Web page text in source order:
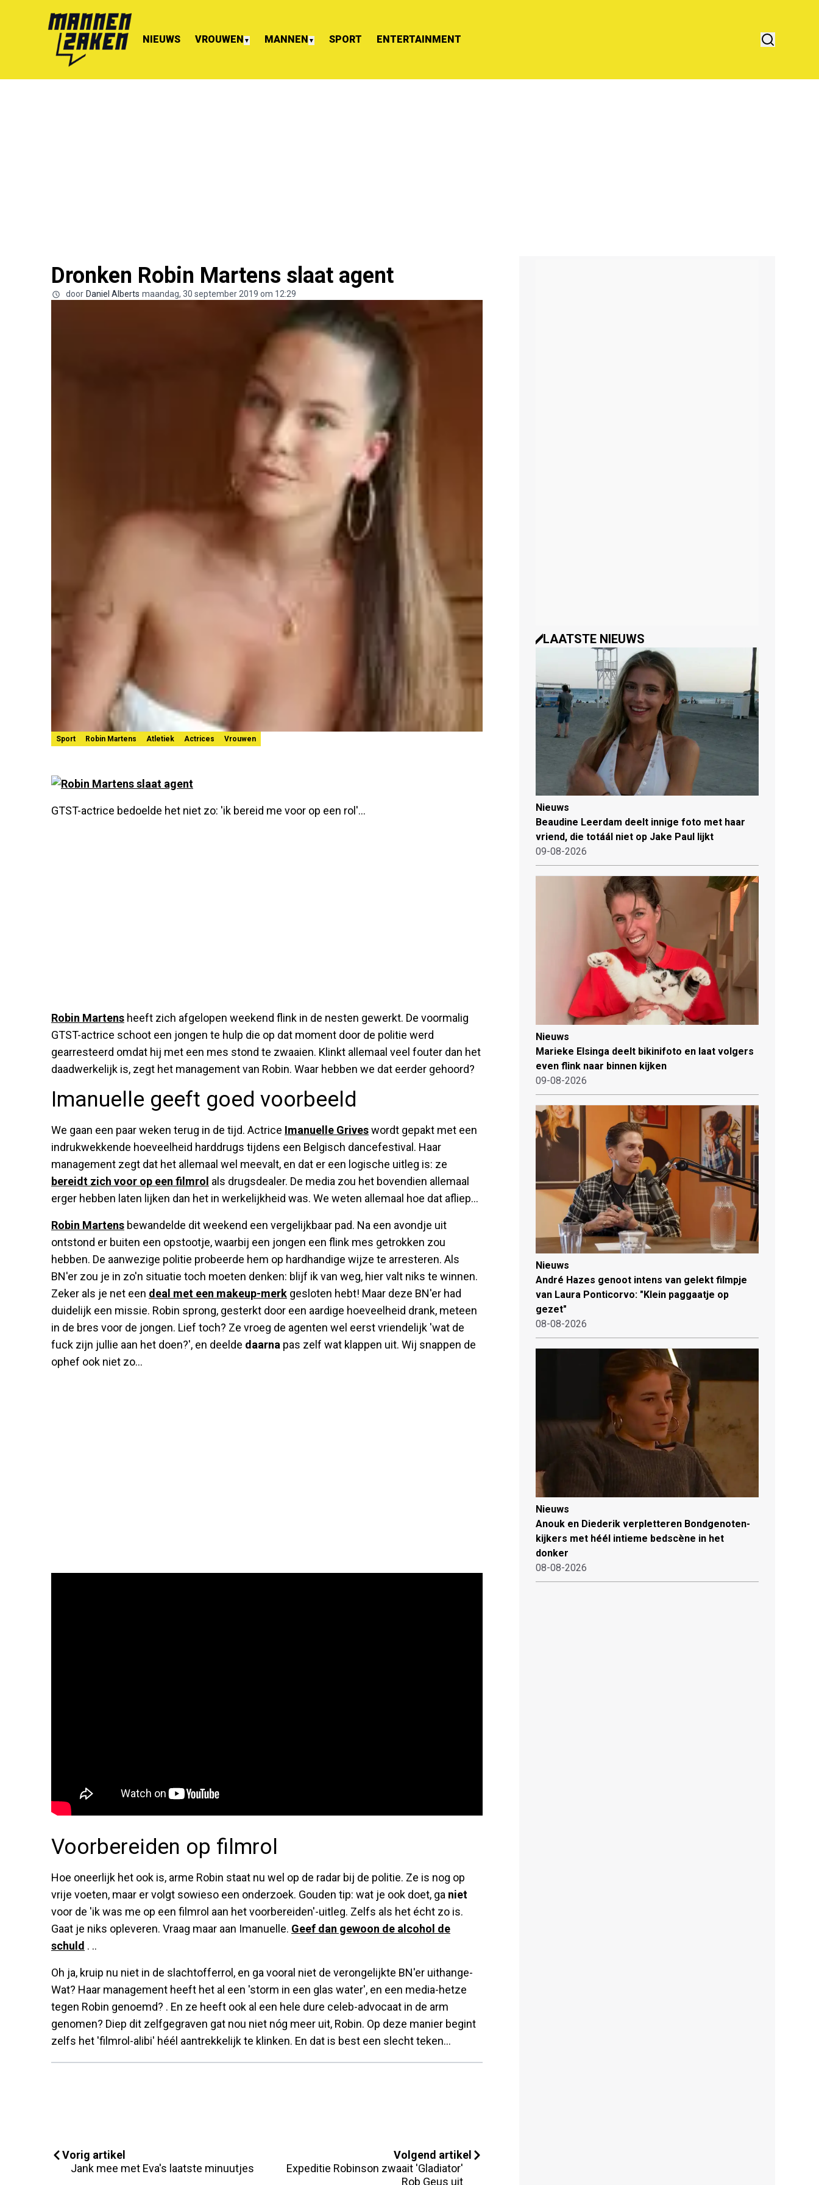
NIEUWS VROUWEN ▼ MANNEN ▼ SPORT ENTERTAINMENT
Dronken Robin Martens slaat agent
door Daniel Alberts maandag, 30 september 2019 om 12:29
Sport Robin Martens Atletiek Actrices Vrouwen
GTST-actrice bedoelde het niet zo: 'ik bereid me voor op een rol'...
Robin Martens heeft zich afgelopen weekend flink in de nesten gewerkt. De voormalig
GTST-actrice schoot een jongen te hulp die op dat moment door de politie werd
gearresteerd omdat hij met een mes stond te zwaaien. Klinkt allemaal veel fouter dan het
daadwerkelijk is, zegt het management van Robin. Waar hebben we dat eerder gehoord?
Imanuelle geeft goed voorbeeld
We gaan een paar weken terug in de tijd. Actrice Imanuelle Griveswordt gepakt met een
indrukwekkende hoeveelheid harddrugs tijdens een Belgisch dancefestival. Haar
management zegt dat het allemaal wel meevalt, en dat er een logische uitleg is: ze
bereidt zich voor op een filmrol als drugsdealer. De media zou het bovendien allemaal
erger hebben laten lijken dan het in werkelijkheid was. We weten allemaal hoe dat afliep...
Robin Martens bewandelde dit weekend een vergelijkbaar pad. Na een avondje uit
ontstond er buiten een opstootje, waarbij een jongen een flink mes getrokken zou
hebben. De aanwezige politie probeerde hem op hardhandige wijze te arresteren. Als
BN'er zou je in zo'n situatie toch moeten denken: blijf ik van weg, hier valt niks te winnen.
Zeker als je net een deal met een makeup-merk gesloten hebt! Maar deze BN'er had
duidelijk een missie. Robin sprong, gesterkt door een aardige hoeveelheid drank, meteen
in de bres voor de jongen. Lief toch? Ze vroeg de agenten wel eerst vriendelijk 'wat de
fuck zijn jullie aan het doen?', en deelde daarna pas zelf wat klappen uit. Wij snappen de
ophef ook niet zo...
Voorbereiden op filmrol
Hoe oneerlijk het ook is, arme Robin staat nu wel op de radar bij de politie. Ze is nog op
vrije voeten, maar er volgt sowieso een onderzoek. Gouden tip: wat je ook doet, ga niet
voor de 'ik was me op een filmrol aan het voorbereiden'-uitleg. Zelfs als het écht zo is.
Gaat je niks opleveren. Vraag maar aan Imanuelle. Geef dan gewoon de alcohol de
schuld . ..
Oh ja, kruip nu niet in de slachtofferrol, en ga vooral niet de verongelijkte BN'er uithange-
Wat? Haar management heeft het al een 'storm in een glas water', en een media-hetze
tegen Robin genoemd? . En ze heeft ook al een hele dure celeb-advocaat in de arm
genomen? Diep dit zelfgegraven gat nou niet nóg meer uit, Robin. Op deze manier begint
zelfs het 'filmrol-alibi' héél aantrekkelijk te klinken. En dat is best een slecht teken...
Vorig artikel
Jank mee met Eva's laatste minuutjes
Volgend artikel
Expeditie Robinson zwaait 'Gladiator'
Rob Geus uit
LAATSTE NIEUWS
Nieuws
Beaudine Leerdam deelt innige foto met haar
vriend, die totáál niet op Jake Paul lijkt
09-08-2026
Nieuws
Marieke Elsinga deelt bikinifoto en laat volgers
even flink naar binnen kijken
09-08-2026
Nieuws
André Hazes genoot intens van gelekt filmpje
van Laura Ponticorvo: "Klein paggaatje op
gezet"
08-08-2026
Nieuws
Anouk en Diederik verpletteren Bondgenoten-
kijkers met héél intieme bedscène in het
donker
08-08-2026